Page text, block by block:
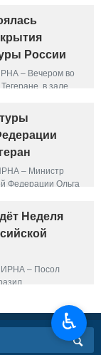
России
– Вечером во
в зале
России в
присутствовали
исламской
Аббас Салехи
– Министр
Федерации Ольга
культуры в
Неделя
ИРНА – Посол
в период с 9
♿︎